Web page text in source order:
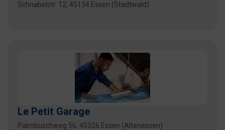
Schnabelstr. 12, 45134 Essen (Stadtwald)
Le Petit Garage
Palmbuschweg 56, 45326 Essen (Altenessen)